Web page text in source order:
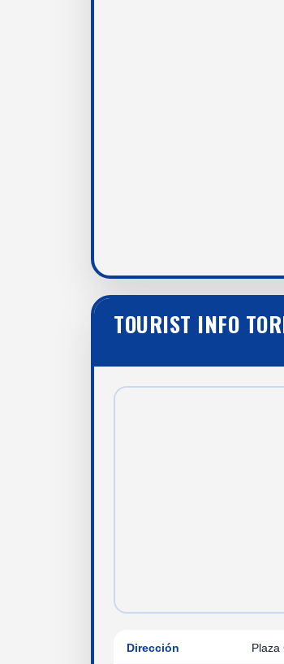
TOURIST INFO
Dirección Plaza